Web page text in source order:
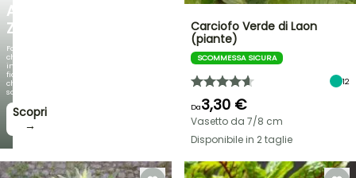
AGAPANTHUS
ZAMBEZI
Fogliami
che
incantano,
fioriture
che
sorprendono!
Scopri
→
Carciofo Verde di Laon
(piante)
SCOMMESSA SICURA
12
Da3,30 €
Vasetto da 7/8 cm
Disponibile in 2 taglie